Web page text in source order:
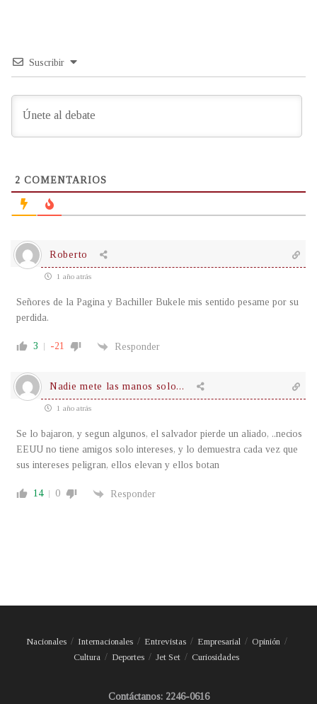
Suscribir
2 COMENTARIOS
Roberto
1 año atrás
Señores de la Pagina y Bachiller Bukele mis sentido pesame por su
perdida.
3 -21 Responder
Nadie mete las manos solo...
1 año atrás
Se lo bajaron, y segun algunos, el salvador pierde un aliado, ..necios
EEUU no tiene amigos solo intereses, y lo demuestra cada vez que
sus intereses peligran, ellos elevan y ellos botan
14 0 Responder
Nacionales Internacionales Entrevistas Empresarial
Opinión
Cultura
Deportes Jet Set Curiosidades
Contáctanos: 2246-0616